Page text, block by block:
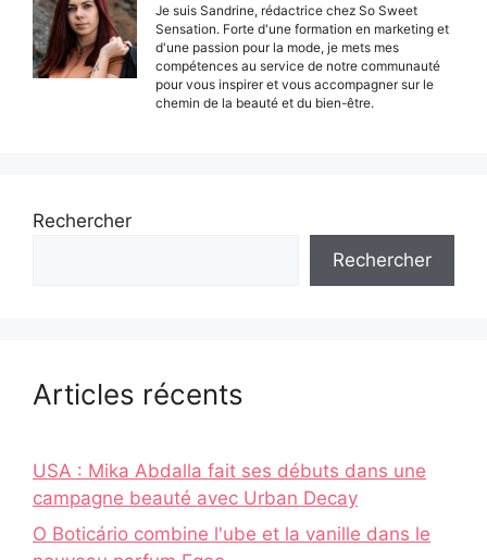
Je suis Sandrine, rédactrice chez So Sweet
Sensation. Forte d'une formation en marketing et
d'une passion pour la mode, je mets mes
compétences au service de notre communauté
pour vous inspirer et vous accompagner sur le
chemin de la beauté et du bien-être.
Rechercher
Rechercher
Articles récents
USA : Mika Abdalla fait ses débuts dans une
campagne beauté avec Urban Decay
O Boticário combine l'ube et la vanille dans le